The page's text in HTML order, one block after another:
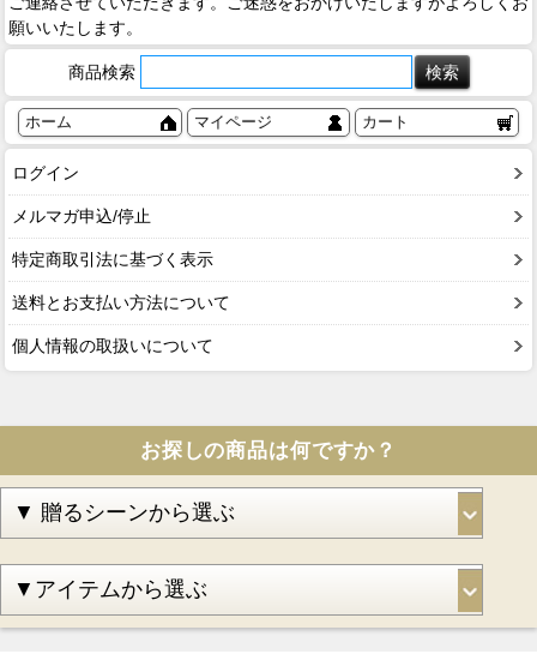
願いいたします。
商品検索
ホーム マイページ カート
ログイン
メルマガ申込/停止
特定商取引法に基づく表示
送料とお支払い方法について
個人情報の取扱いについて
お探しの商品は何ですか？